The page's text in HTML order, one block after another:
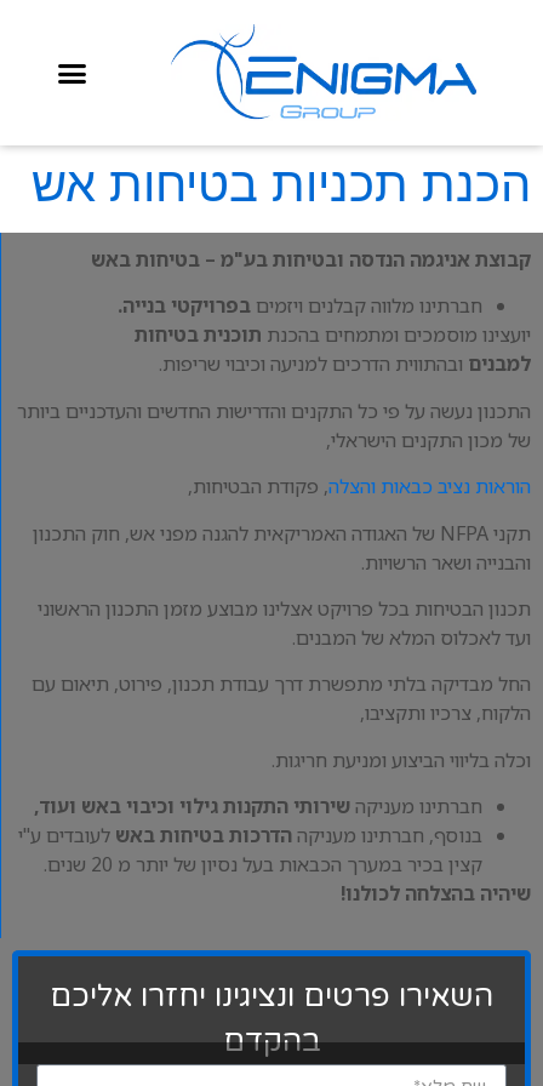
הכנת תכניות בטיחות אש
קבוצת אניגמה הנדסה ובטיחות בע"מ – בטיחות באש
חברתינו מלווה קבלנים ויזמים בפרויקטי בנייה.
יועצינו מוסמכים ומתמחים בהכנת תוכנית בטיחות
למבנים ובהתווית הדרכים למניעה וכיבוי שריפות.
התכנון נעשה על פי כל התקנים והדרישות החדשים והעדכניים ביותר
של מכון התקנים הישראלי,
הוראות נציב כבאות והצלה, פקודת הבטיחות,
תקני NFPA של האגודה האמריקאית להגנה מפני אש, חוק התכנון
והבנייה ושאר הרשויות.
תכנון הבטיחות בכל פרויקט אצלינו מבוצע מזמן התכנון הראשוני
ועד לאכלוס המלא של המבנים.
החל מבדיקה בלתי מתפשרת דרך עבודת תכנון, פירוט, תיאום עם
הלקוח, צרכיו ותקציבו,
וכלה בליווי הביצוע ומניעת חריגות.
חברתינו מעניקהשירותי התקנות גילוי וכיבוי באש ועוד,
בנוסף, חברתינו מעניקההדרכות בטיחות באש לעובדים ע"י
קצין בכיר במערך הכבאות בעל נסיון של יותר מ 20 שנים.
שיהיה בהצלחה לכולנו!
השאירו פרטים ונציגינו יחזרו אליכם
בהקדם